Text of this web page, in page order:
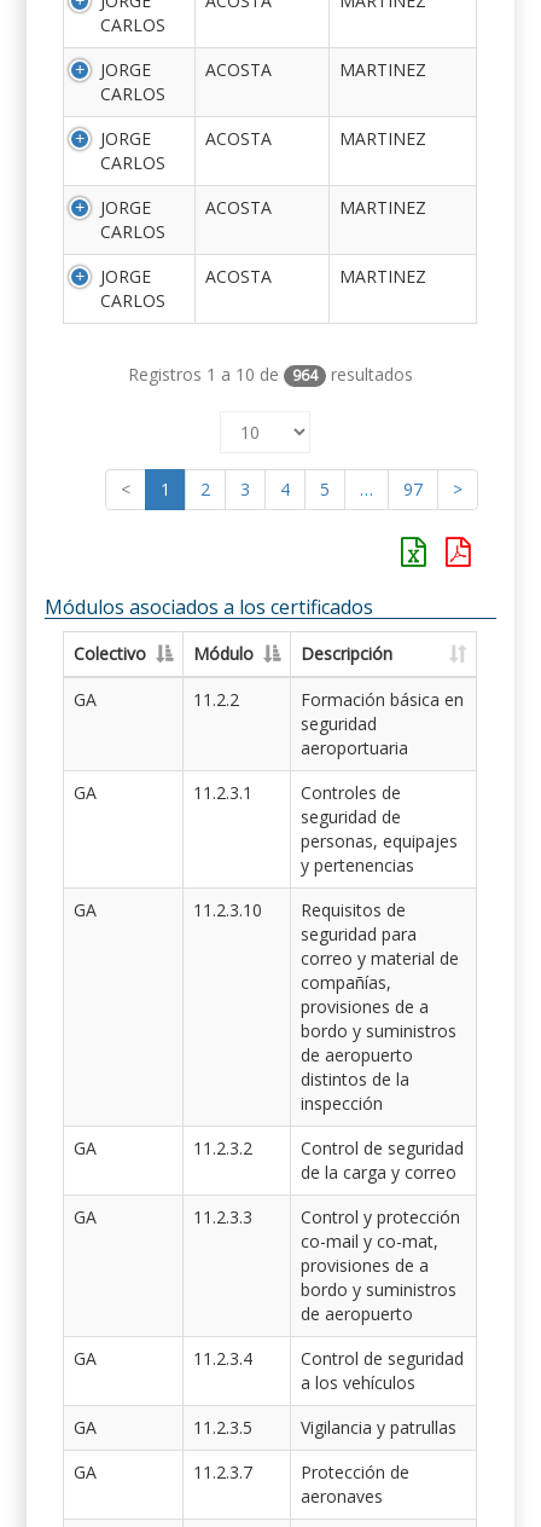
CARLOS
JORGE
CARLOS
ACOSTA MARTINEZ
JORGE
CARLOS
ACOSTA MARTINEZ
JORGE
CARLOS
ACOSTA MARTINEZ
JORGE
CARLOS
ACOSTA MARTINEZ
Registros 1 a 10 de 964 resultados
< 1 2 3 4 5 … 97 >
Módulos asociados a los certificados
Colectivo Módulo
Descripción
GA
11.2.2
Formación básica en
seguridad
aeroportuaria
GA
11.2.3.1
Controles de
seguridad de
personas, equipajes
y pertenencias
GA
11.2.3.10
Requisitos de
seguridad para
correo y material de
compañías,
provisiones de a
bordo y suministros
de aeropuerto
distintos de la
inspección
GA
11.2.3.2
Control de seguridad
de la carga y correo
GA
11.2.3.3
Control y protección
co-mail y co-mat,
provisiones de a
bordo y suministros
de aeropuerto
GA
11.2.3.4
Control de seguridad
a los vehículos
GA
11.2.3.5
Vigilancia y patrullas
GA
11.2.3.7
Protección de
aeronaves